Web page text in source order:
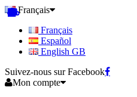
Français
Français
Español
English GB
Suivez-nous sur Facebook
Mon compte